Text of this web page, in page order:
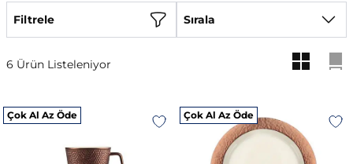
6 Ürün Listeleniyor
Filtrele Sırala
Çok Al Az Öde Çok Al Az Öde